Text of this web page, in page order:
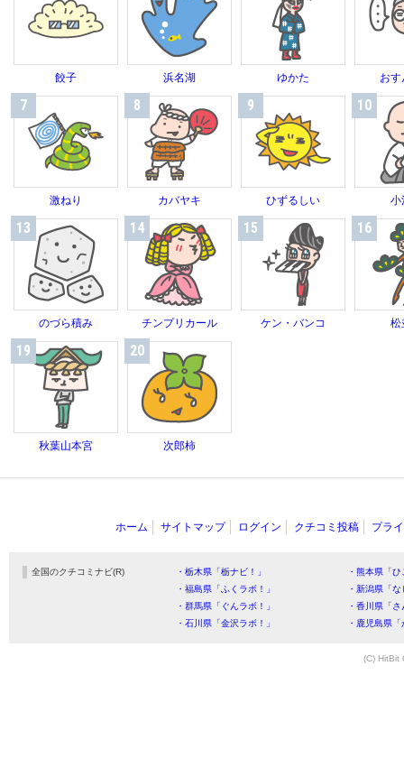
餃子 浜名湖 ゆかた おす
7
激ねり
8
カバヤキ
9
ひずるしい
10
小
13
のづら積み
14
チンプリカール
15
ケン・バンコ
16
松
19
秋葉山本宮
20
次郎柿
ホーム サイトマップ ログイン クチコミ投稿 プラ
全国のクチコミナビ(R) ・栃木県「栃ナビ！」
・熊本県「
・福島県「ふくラボ！」
・新潟県「
・群馬県「ぐんラボ！」
・香川県「
・石川県「金沢ラボ！」
・鹿児島県
(C) HitBit